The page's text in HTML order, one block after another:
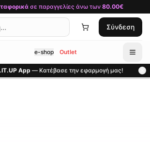
περιεχόμενο
σε παραγγελίες άνω των 80.00€
Σύνδεση
e-shop Outlet
App — Κατέβασε την εφαρμογή μας!